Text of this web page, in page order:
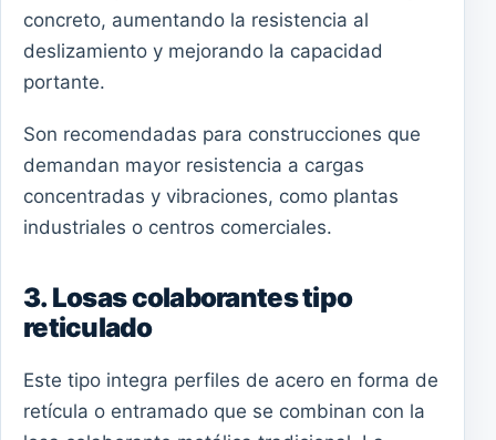
concreto, aumentando la resistencia al
deslizamiento y mejorando la capacidad
portante.
Son recomendadas para construcciones que
demandan mayor resistencia a cargas
concentradas y vibraciones, como plantas
industriales o centros comerciales.
3. Losas colaborantes tipo
reticulado
Este tipo integra perfiles de acero en forma de
retícula o entramado que se combinan con la